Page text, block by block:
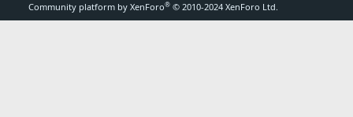
Community platform by XenForo® © 2010-2024 XenForo Ltd.